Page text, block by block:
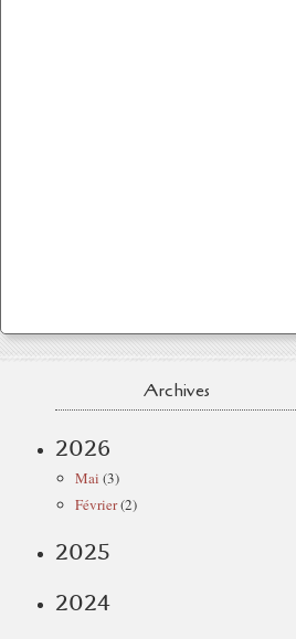
Archives
2026
Mai (3)
Février(2)
2025
2024